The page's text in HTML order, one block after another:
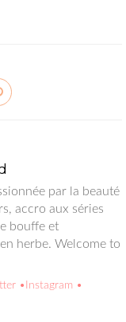
toujours, accro aux
en herbe.